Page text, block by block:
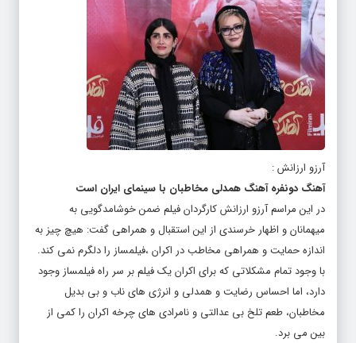
آرزو ارزانش :
آهنگ دونفره آهنگ همدلی مخاطبان با سینمای ایران است
در این مراسم آرزو ارزانش کارگردان فیلم ضمن خوشامدگویی به
میهمانان و اظهار خرسندی از این استقبال و همراهی گفت: هیچ چیز به
اندازه حمایت و همراهی مخاطب در اکران ،فیلمساز را دلگرم نمی کند.
با وجود تمام مشکلاتی که برای اکران یک فیلم بر سر راه فیلمساز وجود
دارد، اما احساس رضایت و همدلی و انرژی های ناب و بی بدیل
مخاطبان، طعم تلخ بی عدالتی و نامرادی های چرخه اکران را کمی از
بین می برد.